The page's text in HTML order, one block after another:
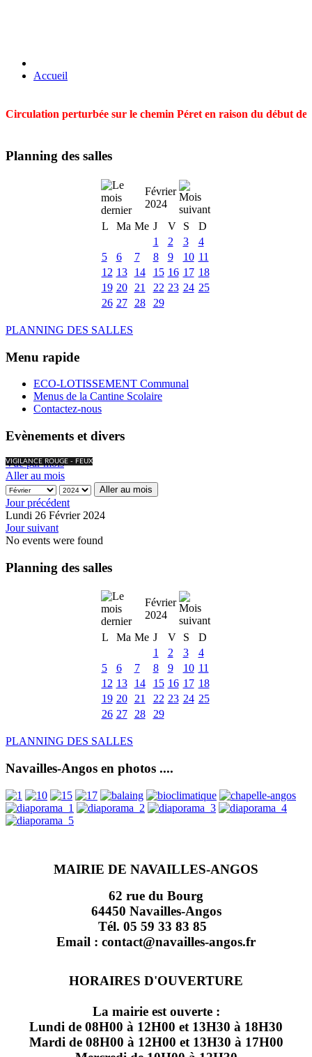
Accueil
Circulation perturbée sur le chemin Péret en raison du début
Planning des salles
Février
2024
L
Ma Me J V S
D
1
2 3
4
5
6 7 8 9 10 11
12 13 14 15 16 17 18
19 20 21 22 23 24 25
26 27 28 29
PLANNING DES SALLES
Menu rapide
ECO-LOTISSEMENT Communal
Menus de la Cantine Scolaire
Contactez-nous
Evènements et divers
VIGILANCE ROUGE - FEUX
Vue par mois
Aller au mois
Aller au mois
Jour précédent
Lundi 26 Février 2024
Jour suivant
No events were found
Planning des salles
Février
2024
L
Ma Me J V S
D
1
2 3
4
5
6 7 8 9 10 11
12 13 14 15 16 17 18
19 20 21 22 23 24 25
26 27 28 29
PLANNING DES SALLES
Navailles-Angos en photos ....
MAIRIE DE NAVAILLES-ANGOS
62 rue du Bourg
64450 Navailles-Angos
Tél. 05 59 33 83 85
Email : contact@navailles-angos.fr
HORAIRES D'OUVERTURE
La mairie est ouverte :
Lundi de 08H00 à 12H00 et 13H30 à 18H30
Mardi de 08H00 à 12H00 et 13H30 à 17H00